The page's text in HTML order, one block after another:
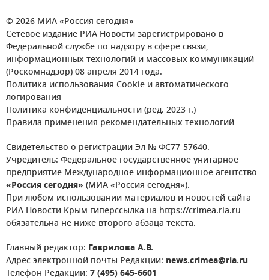
© 2026 МИА «Россия сегодня»
Сетевое издание РИА Новости зарегистрировано в
Федеральной службе по надзору в сфере связи,
информационных технологий и массовых коммуникаций
(Роскомнадзор) 08 апреля 2014 года.
Политика использования Cookie и автоматического
логирования
Политика конфиденциальности (ред. 2023 г.)
Правила применения рекомендательных технологий
Свидетельство о регистрации Эл № ФС77-57640.
Учредитель: Федеральное государственное унитарное
предприятие Международное информационное агентство
«Россия сегодня» (МИА «Россия сегодня»).
При любом использовании материалов и новостей сайта
РИА Новости Крым гиперссылка на https://crimea.ria.ru
обязательна не ниже второго абзаца текста.
Главный редактор: Гаврилова А.В.
Адрес электронной почты Редакции: news.crimea@ria.ru
Телефон Редакции: 7 (495) 645-6601